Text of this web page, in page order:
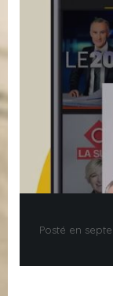
Posté en